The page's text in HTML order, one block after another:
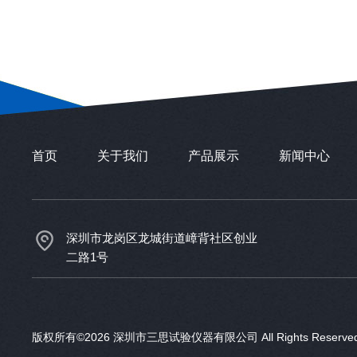
首页 关于我们 产品展示 新闻中心
深圳市龙岗区龙城街道嶂背社区创业
二路1号
版权所有©2026 深圳市三思试验仪器有限公司 All Rights